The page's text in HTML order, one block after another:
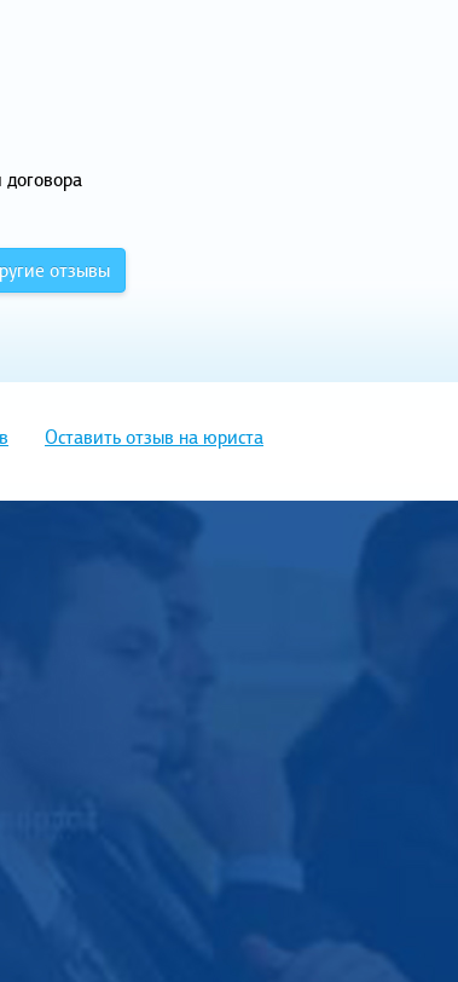
отзывы
Оставить отзыв на юриста